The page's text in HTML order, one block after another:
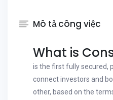
Mô tả công việc
What is
is the first fully secured,
connect investors and
other, based on the